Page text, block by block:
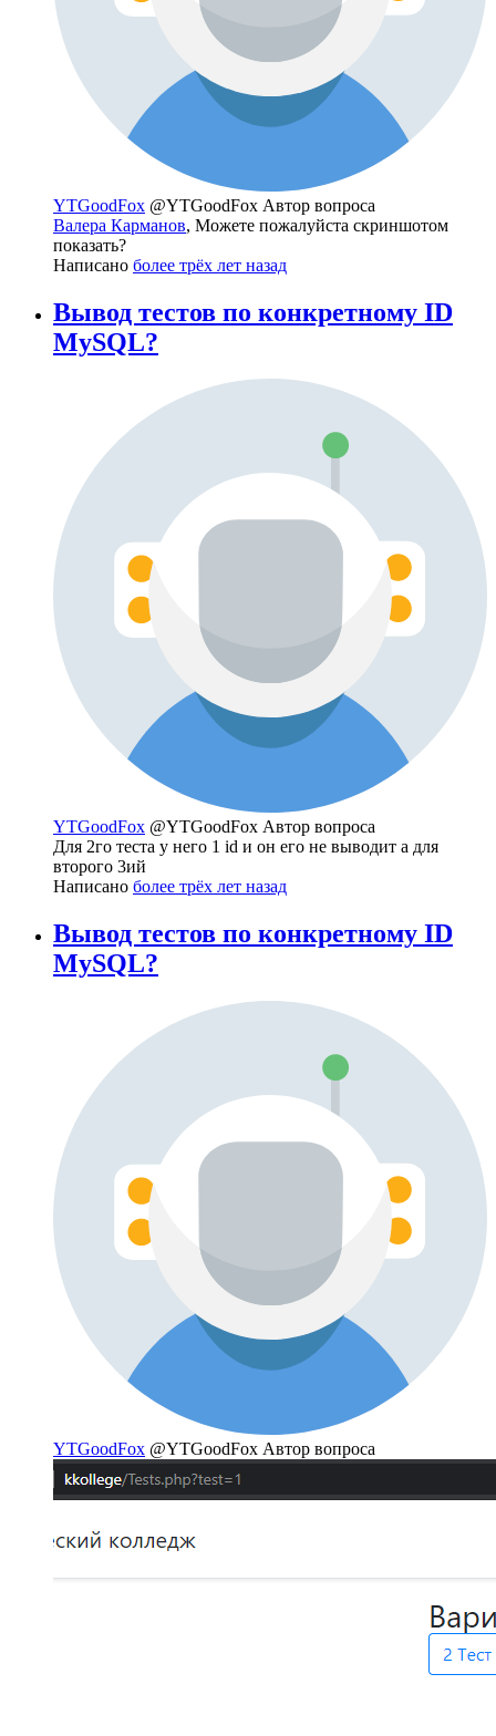
YTGoodFox @YTGoodFox Автор вопроса
Валера Карманов, Можете пожалуйста скриншотом
показать?
Написано более трёх лет назад
Вывод тестов по конкретному ID
MySQL?
YTGoodFox @YTGoodFox Автор вопроса
Для 2го теста у него 1 id и он его не выводит а для
второго 3ий
Написано более трёх лет назад
Вывод тестов по конкретному ID
MySQL?
YTGoodFox @YTGoodFox Автор вопроса